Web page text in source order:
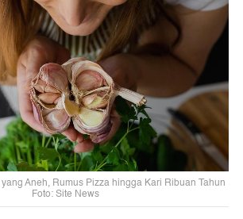
Aneh, Rumus Pizza hingga Kari Ribuan Tahun
Foto: Site News